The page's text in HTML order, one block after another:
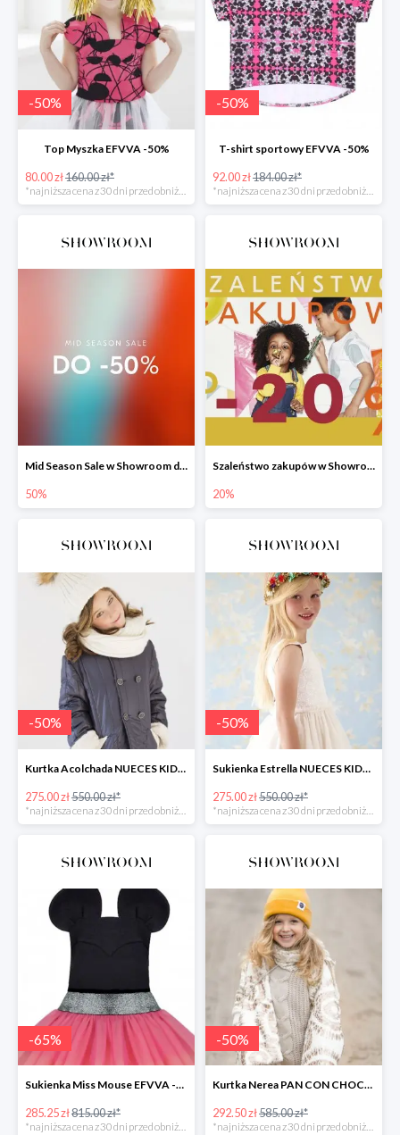
-50%
Top Myszka EFVVA -50%
80.00 zł160.00 zł*
*najniższa cena z 30 dni przed obniżką
-50%
T-shirt sportowy EFVVA -50%
92.00 zł184.00 zł*
*najniższa cena z 30 dni przed obniżką
Mid Season Sale w Showroom do -50%
50%
Szaleństwo zakupów w Showroom do -20%
20%
-50%
Kurtka Acolchada NUECES KIDS -50%
275.00 zł550.00 zł*
*najniższa cena z 30 dni przed obniżką
-50%
Sukienka Estrella NUECES KIDS -50%
275.00 zł550.00 zł*
*najniższa cena z 30 dni przed obniżką
-65%
Sukienka Miss Mouse EFVVA -65%
285.25 zł815.00 zł*
*najniższa cena z 30 dni przed obniżką
-50%
Kurtka Nerea PAN CON CHOCOLATE -50%
292.50 zł585.00 zł*
*najniższa cena z 30 dni przed obniżką